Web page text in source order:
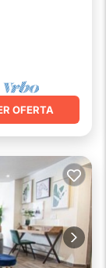
OFERTA